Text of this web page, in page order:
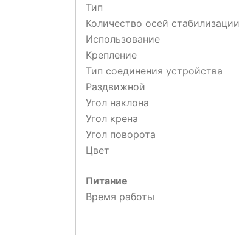
Тип
Количество осей стабилизации
Использование
Крепление
Тип соединения устройства
Раздвижной
Угол наклона
Угол крена
Угол поворота
Цвет
Питание
Время работы